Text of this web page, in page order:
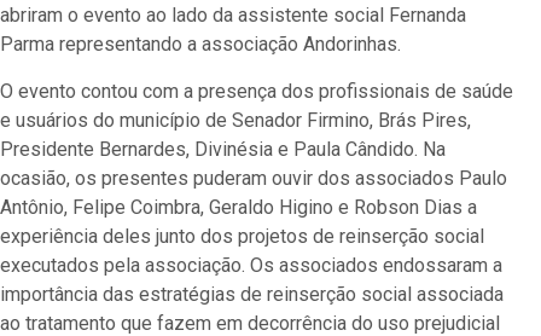
abriram o evento ao lado da assistente social Fernanda
Parma representando a associação Andorinhas.
O evento contou com a presença dos profissionais de saúde
e usuários do município de Senador Firmino, Brás Pires,
Presidente Bernardes, Divinésia e Paula Cândido. Na
ocasião, os presentes puderam ouvir dos associados Paulo
Antônio, Felipe Coimbra, Geraldo Higino e Robson Dias a
experiência deles junto dos projetos de reinserção social
executados pela associação. Os associados endossaram a
importância das estratégias de reinserção social associada
ao tratamento que fazem em decorrência do uso prejudicial